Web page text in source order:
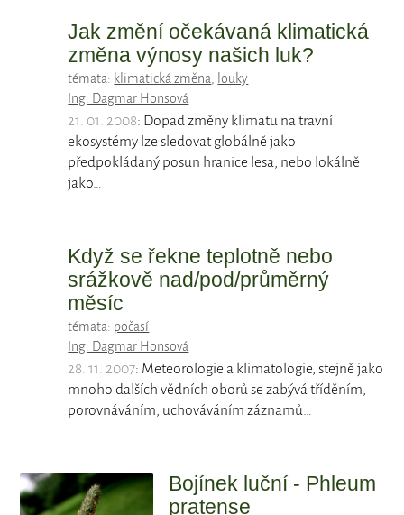
Jak změní očekávaná klimatická
změna výnosy našich luk?
témata: klimatická změna, louky
Ing. Dagmar Honsová
21. 01. 2008: Dopad změny klimatu na travní
ekosystémy lze sledovat globálně jako
předpokládaný posun hranice lesa, nebo lokálně
jako…
Když se řekne teplotně nebo
srážkově nad/pod/průměrný
měsíc
témata: počasí
Ing. Dagmar Honsová
28. 11. 2007: Meteorologie a klimatologie, stejně jako
mnoho dalších vědních oborů se zabývá tříděním,
porovnáváním, uchováváním záznamů…
Bojínek luční - Phleum
pratense